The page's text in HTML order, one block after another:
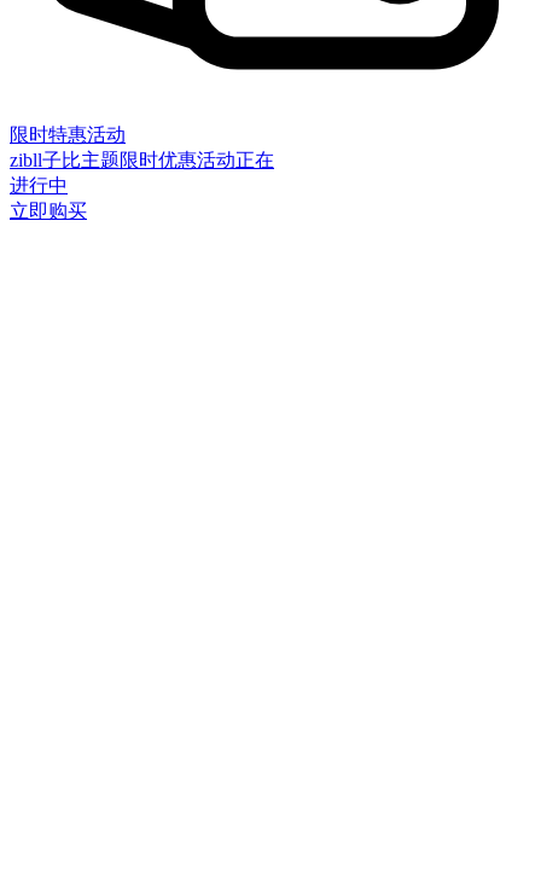
限时特惠活动
zibll子比主题限时优惠活动正在
进行中
立即购买